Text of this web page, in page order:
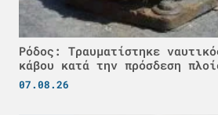
Ρόδος: Τραυματίστηκε
κάβου κατά την πρόσδεση
07.08.26